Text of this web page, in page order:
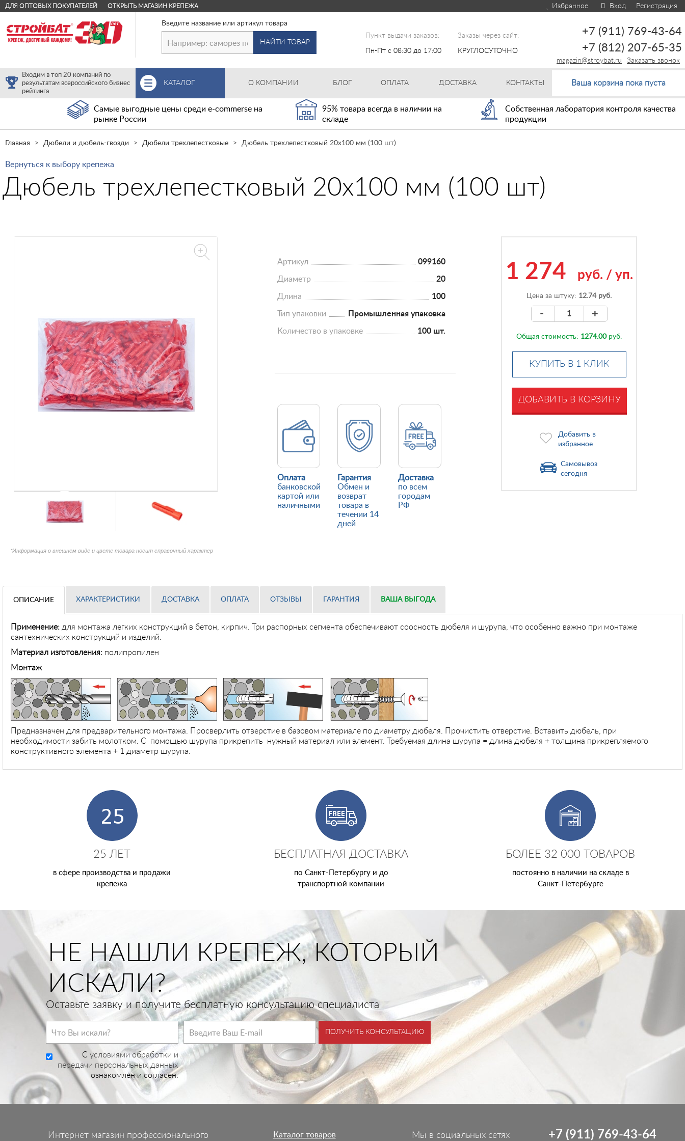
ДЛЯ ОПТОВЫХ ПОКУПАТЕЛЕЙ ОТКРЫТЬ МАГАЗИН КРЕПЕЖА Избранное Вход Регистрация
Введите название или артикул товара
НАЙТИ ТОВАР
Пункт выдачи заказов:
Пн-Пт с 08:30 до 17:00
Заказы через сайт:
КРУГЛОСУТОЧНО
+7 (911) 769-43-64
+7 (812) 207-65-35
Заказать звонок
magazin@stroybat.ru
Входим в топ 20 компаний по
результатам всероссийского бизнес
рейтинга
КАТАЛОГ О КОМПАНИИ БЛОГ ОПЛАТА ДОСТАВКА КОНТАКТЫ Ваша корзина пока пуста
Самые выгодные цены среди e-commerse на
рынке России
95% товара всегда в наличии на
складе
Собственная лаборатория контроля качества
продукции
Главная Дюбели и дюбель-гвозди Дюбели трехлепестковые Дюбель трехлепестковый 20х100 мм (100 шт)
Вернуться к выбору крепежа
Дюбель трехлепестковый 20х100 мм (100 шт)
*Информация о внешнем виде и цвете товара носит справочный характер
Артикул 099160
Диаметр 20
Длина 100
Тип упаковки Промышленная упаковка
Количество в упаковке 100 шт.
Оплата
банковской
картой или
наличными
Гарантия
Обмен и
возврат
товара в
течении 14
дней
Доставка
по всем
городам
РФ
1 274 руб. / уп.
Цена за штуку: 12.74 руб.
- +
Общая стоимость: 1274.00руб.
КУПИТЬ В 1 КЛИК
ДОБАВИТЬ В КОРЗИНУ
Добавить в
избранное
Самовывоз
сегодня
ОПИСАНИЕ ХАРАКТЕРИСТИКИ ДОСТАВКА ОПЛАТА ОТЗЫВЫ ГАРАНТИЯ ВАША ВЫГОДА
Применение: для монтажа легких конструкций в бетон, кирпич. Три распорных сегмента обеспечивают соосность дюбеля и шурупа, что особенно важно при монтаже
сантехнических конструкций и изделий.
Материал изготовления: полипропилен
Монтаж
Предназначен для предварительного монтажа. Просверлить отверстие в базовом материале по диаметру дюбеля. Прочистить отверстие. Вставить дюбель, при
необходимости забить молотком. С помощью шурупа прикрепить нужный материал или элемент. Требуемая длина шурупа = длина дюбеля + толщина прикрепляемого
конструктивного элемента + 1 диаметр шурупа.
25 ЛЕТ
в сфере производства и продажи
крепежа
БЕСПЛАТНАЯ ДОСТАВКА
по Санкт-Петербургу и до
транспортной компании
БОЛЕЕ 32 000 ТОВАРОВ
постоянно в наличии на складе в
Санкт-Петербурге
НЕ НАШЛИ КРЕПЕЖ, КОТОРЫЙ
ИСКАЛИ?
Оставьте заявку и получите бесплатную консультацию специалиста
C условиями обработки и
передачи персональных данных
ознакомлен и согласен.
ПОЛУЧИТЬ КОНСУЛЬТАЦИЮ
Интернет магазин профессионального Каталог товаров Мы в социальных сетях +7 (911) 769-43-64